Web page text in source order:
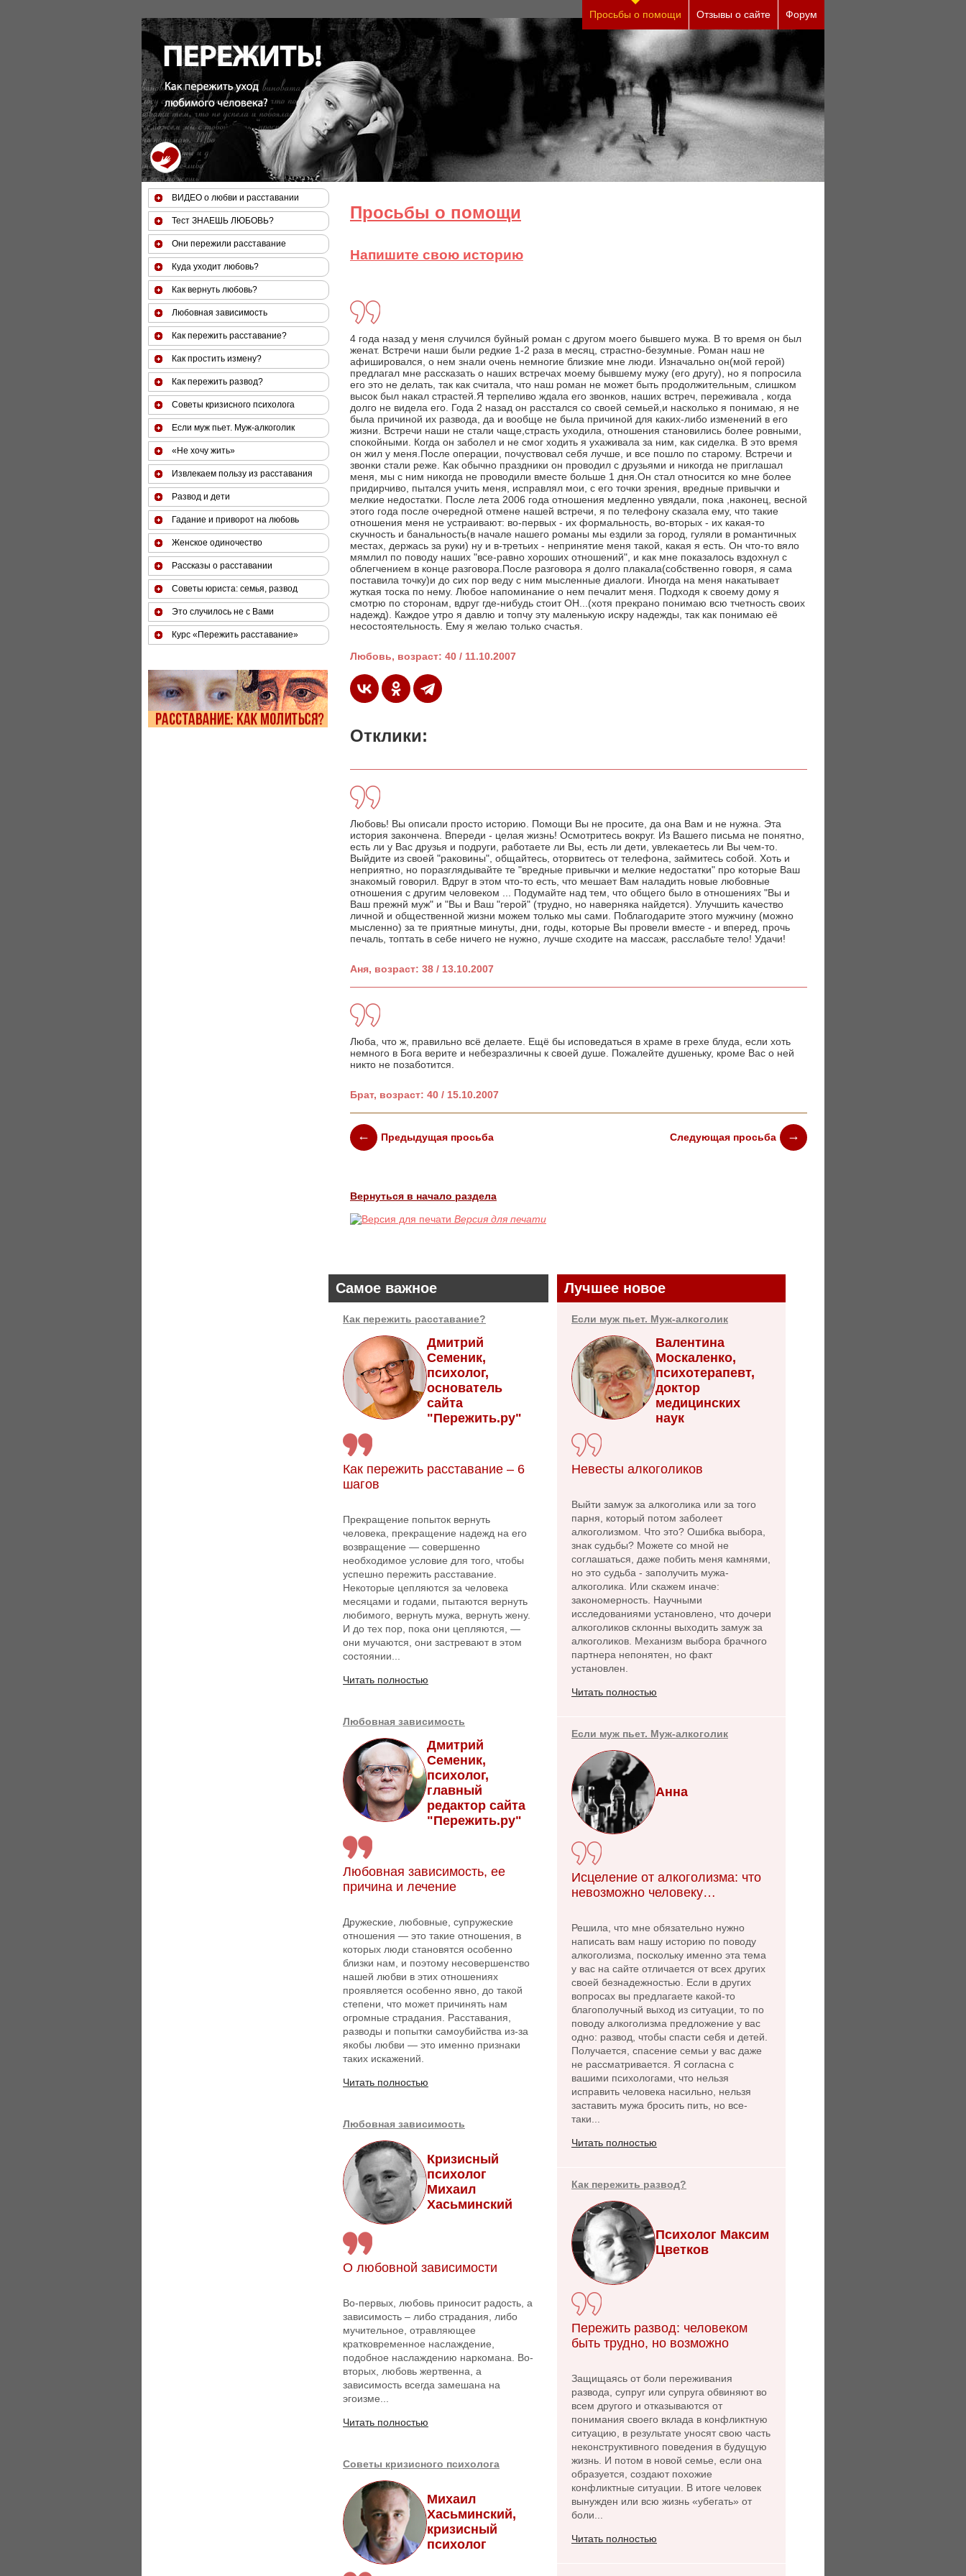
За 50 минут Вы можете оценить тяжесть своего состояния и его психологические причины (бесплатно)
Просьбы о помощи Отзывы о сайте Форум
Просьбы о помощи
Напишите свою историю
4 года назад у меня случился буйный роман с другом моего бывшего мужа. В то время он был
женат. Встречи наши были редкие 1-2 раза в месяц, страстно-безумные. Роман наш не
афишировался, о нем знали очень немногие близкие мне люди. Изначально он(мой герой)
предлагал мне рассказать о наших встречах моему бывшему мужу (его другу), но я попросила
его это не делать, так как считала, что наш роман не может быть продолжительным, слишком
высок был накал страстей.Я терпеливо ждала его звонков, наших встреч, переживала , когда
долго не видела его. Года 2 назад он расстался со своей семьей,и насколько я понимаю, я не
была причиной их развода, да и вообще не была причиной для каких-либо изменений в его
жизни. Встречи наши не стали чаще,страсть уходила, отношения становились более ровными,
спокойными. Когда он заболел и не смог ходить я ухаживала за ним, как сиделка. В это время
он жил у меня.После операции, почуствовал себя лучше, и все пошло по старому. Встречи и
звонки стали реже. Как обычно праздники он проводил с друзьями и никогда не приглашал
меня, мы с ним никогда не проводили вместе больше 1 дня.Он стал относится ко мне более
придирчиво, пытался учить меня, исправлял мои, с его точки зрения, вредные привычки и
мелкие недостатки. После лета 2006 года отношения медленно увядали, пока ,наконец, весной
этого года после очередной отмене нашей встречи, я по телефону сказала ему, что такие
отношения меня не устраивают: во-первых - их формальность, во-вторых - их какая-то
скучность и банальность(в начале нашего романы мы ездили за город, гуляли в романтичных
местах, держась за руки) ну и в-третьих - непринятие меня такой, какая я есть. Он что-то вяло
мямлил по поводу наших "все-равно хороших отношений", и как мне показалось вздохнул с
облегчением в конце разговора.После разговора я долго плакала(собственно говоря, я сама
поставила точку)и до сих пор веду с ним мысленные диалоги. Иногда на меня накатывает
жуткая тоска по нему. Любое напоминание о нем печалит меня. Подходя к своему дому я
смотрю по сторонам, вдруг где-нибудь стоит ОН...(хотя прекрано понимаю всю тчетность своих
надежд). Каждое утро я давлю и топчу эту маленькую искру надежды, так как понимаю её
несостоятельность. Ему я желаю только счастья.
Любовь, возраст: 40 / 11.10.2007
Отклики:
Любовь! Вы описали просто историю. Помощи Вы не просите, да она Вам и не нужна. Эта
история закончена. Впереди - целая жизнь! Осмотритесь вокруг. Из Вашего письма не понятно,
есть ли у Вас друзья и подруги, работаете ли Вы, есть ли дети, увлекаетесь ли Вы чем-то.
Выйдите из своей "раковины", общайтесь, оторвитесь от телефона, займитесь собой. Хоть и
неприятно, но поразглядывайте те "вредные привычки и мелкие недостатки" про которые Ваш
знакомый говорил. Вдруг в этом что-то есть, что мешает Вам наладить новые любовные
отношения с другим человеком ... Подумайте над тем, что общего было в отношениях "Вы и
Ваш прежнй муж" и "Вы и Ваш "герой" (трудно, но наверняка найдется). Улучшить качество
личной и общественной жизни можем только мы сами. Поблагодарите этого мужчину (можно
мысленно) за те приятные минуты, дни, годы, которые Вы провели вместе - и вперед, прочь
печаль, топтать в себе ничего не нужно, лучше сходите на массаж, расслабьте тело! Удачи!
Аня, возраст: 38 / 13.10.2007
Люба, что ж, правильно всё делаете. Ещё бы исповедаться в храме в грехе блуда, если хоть
немного в Бога верите и небезразличны к своей душе. Пожалейте душеньку, кроме Вас о ней
никто не позаботится.
Брат, возраст: 40 / 15.10.2007
Предыдущая просьба Следующая просьба
Вернуться в начало раздела
Версия для печати
Самое важное
Как пережить расставание?
Дмитрий
Семеник,
психолог,
основатель
сайта
"Пережить.ру"
Как пережить расставание – 6
шагов
Прекращение попыток вернуть
человека, прекращение надежд на его
возвращение — совершенно
необходимое условие для того, чтобы
успешно пережить расставание.
Некоторые цепляются за человека
месяцами и годами, пытаются вернуть
любимого, вернуть мужа, вернуть жену.
И до тех пор, пока они цепляются, —
они мучаются, они застревают в этом
состоянии...
Читать полностью
Любовная зависимость
Дмитрий
Семеник,
психолог,
главный
редактор сайта
"Пережить.ру"
Любовная зависимость, ее
причина и лечение
Дружеские, любовные, супружеские
отношения — это такие отношения, в
которых люди становятся особенно
близки нам, и поэтому несовершенство
нашей любви в этих отношениях
проявляется особенно явно, до такой
степени, что может причинять нам
огромные страдания. Расставания,
разводы и попытки самоубийства из-за
якобы любви — это именно признаки
таких искажений.
Читать полностью
Любовная зависимость
Кризисный
психолог
Михаил
Хасьминский
О любовной зависимости
Во-первых, любовь приносит радость, а
зависимость – либо страдания, либо
мучительное, отравляющее
кратковременное наслаждение,
подобное наслаждению наркомана. Во-
вторых, любовь жертвенна, а
зависимость всегда замешана на
эгоизме...
Читать полностью
Советы кризисного психолога
Михаил
Хасьминский,
кризисный
психолог
Лучшее новое
Если муж пьет. Муж-алкоголик
Валентина
Москаленко,
психотерапевт,
доктор
медицинских
наук
Невесты алкоголиков
Выйти замуж за алкоголика или за того
парня, который потом заболеет
алкоголизмом. Что это? Ошибка выбора,
знак судьбы? Можете со мной не
соглашаться, даже побить меня камнями,
но это судьба - заполучить мужа-
алкоголика. Или скажем иначе:
закономерность. Научными
исследованиями установлено, что дочери
алкоголиков склонны выходить замуж за
алкоголиков. Механизм выбора брачного
партнера непонятен, но факт
установлен.
Читать полностью
Если муж пьет. Муж-алкоголик
Анна
Исцеление от алкоголизма: что
невозможно человеку…
Решила, что мне обязательно нужно
написать вам нашу историю по поводу
алкоголизма, поскольку именно эта тема
у вас на сайте отличается от всех других
своей безнадежностью. Если в других
вопросах вы предлагаете какой-то
благополучный выход из ситуации, то по
поводу алкоголизма предложение у вас
одно: развод, чтобы спасти себя и детей.
Получается, спасение семьи у вас даже
не рассматривается. Я согласна с
вашими психологами, что нельзя
исправить человека насильно, нельзя
заставить мужа бросить пить, но все-
таки...
Читать полностью
Как пережить развод?
Психолог Максим
Цветков
Пережить развод: человеком
быть трудно, но возможно
Защищаясь от боли переживания
развода, супруг или супруга обвиняют во
всем другого и отказываются от
понимания своего вклада в конфликтную
ситуацию, в результате уносят свою часть
неконструктивного поведения в будущую
жизнь. И потом в новой семье, если она
образуется, создают похожие
конфликтные ситуации. В итоге человек
вынужден или всю жизнь «убегать» от
боли...
Читать полностью
ВИДЕО о любви и расставании
Тест ЗНАЕШЬ ЛЮБОВЬ?
Они пережили расставание
Куда уходит любовь?
Как вернуть любовь?
Любовная зависимость
Как пережить расставание?
Как простить измену?
Как пережить развод?
Советы кризисного психолога
Если муж пьет. Муж-алкоголик
«Не хочу жить»
Извлекаем пользу из расставания
Развод и дети
Гадание и приворот на любовь
Женское одиночество
Рассказы о расставании
Советы юриста: семья, развод
Это случилось не с Вами
Курс «Пережить расставание»